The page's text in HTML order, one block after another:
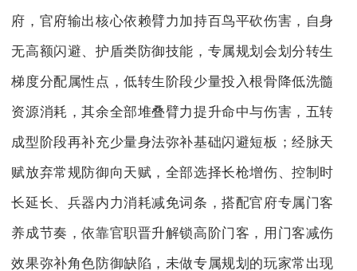
府，官府输出核心依赖臂力加持百鸟平砍伤害，自身
无高额闪避、护盾类防御技能，专属规划会划分转生
梯度分配属性点，低转生阶段少量投入根骨降低洗髓
资源消耗，其余全部堆叠臂力提升命中与伤害，五转
成型阶段再补充少量身法弥补基础闪避短板；经脉天
赋放弃常规防御向天赋，全部选择长枪增伤、控制时
长延长、兵器内力消耗减免词条，搭配官府专属门客
养成节奏，依靠官职晋升解锁高阶门客，用门客减伤
效果弥补角色防御缺陷，未做专属规划的玩家常出现